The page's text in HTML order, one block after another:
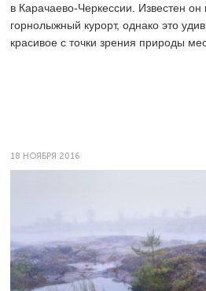
в Карачаево-Черкессии. Известен
горнолыжный курорт, однако это
красивое с точки зрения природы
18 НОЯБРЯ 2016